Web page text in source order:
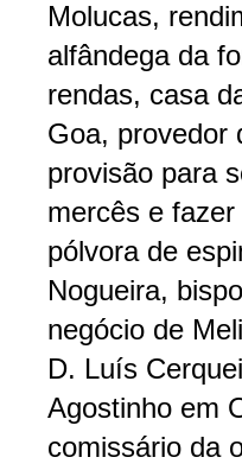
Molucas,
alfândega da
rendas, casa
Goa, provedor
provisão para
mercês e
pólvora de
Nogueira,
negócio de
D. Luís
Agostinho em
comissário da